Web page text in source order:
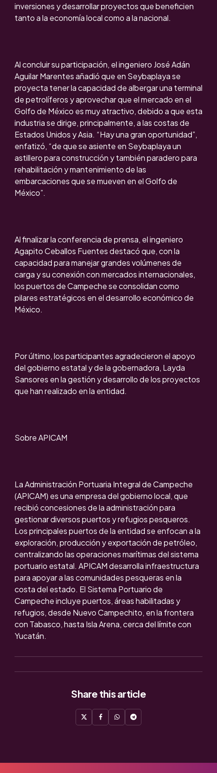
inversiones y desarrollar proyectos que beneficien
tanto a la economía local como a la nacional.
Al concluir su participación, el ingeniero José Adán
Aguilar Marentes añadió que en Seybaplaya se
proyecta tener la capacidad de albergar una terminal
de petrolíferos y aprovechar que el mercado en el
Golfo de México es muy atractivo, debido a que esta
industria se dirige, principalmente, a las costas de
Estados Unidos y Asia. “Hay una gran oportunidad”,
enfatizó, “de que se asiente en Seybaplaya un
astillero para construcción y también paradero para
rehabilitación y mantenimiento de las
embarcaciones que se mueven en el Golfo de
México”.
Al finalizar la conferencia de prensa, el ingeniero
Agapito Ceballos Fuentes destacó que, con la
capacidad para manejar grandes volúmenes de
carga y su conexión con mercados internacionales,
los puertos de Campeche se consolidan como
pilares estratégicos en el desarrollo económico de
México.
Por último, los participantes agradecieron el apoyo
del gobierno estatal y de la gobernadora, Layda
Sansores en la gestión y desarrollo de los proyectos
que han realizado en la entidad.
Sobre APICAM
La Administración Portuaria Integral de Campeche
(APICAM) es una empresa del gobierno local, que
recibió concesiones de la administración para
gestionar diversos puertos y refugios pesqueros.
Los principales puertos de la entidad se enfocan a la
exploración, producción y exportación de petróleo,
centralizando las operaciones marítimas del sistema
portuario estatal. APICAM desarrolla infraestructura
para apoyar a las comunidades pesqueras en la
costa del estado. El Sistema Portuario de
Campeche incluye puertos, áreas habilitadas y
refugios, desde Nuevo Campechito, en la frontera
con Tabasco, hasta Isla Arena, cerca del límite con
Yucatán.
Share this article